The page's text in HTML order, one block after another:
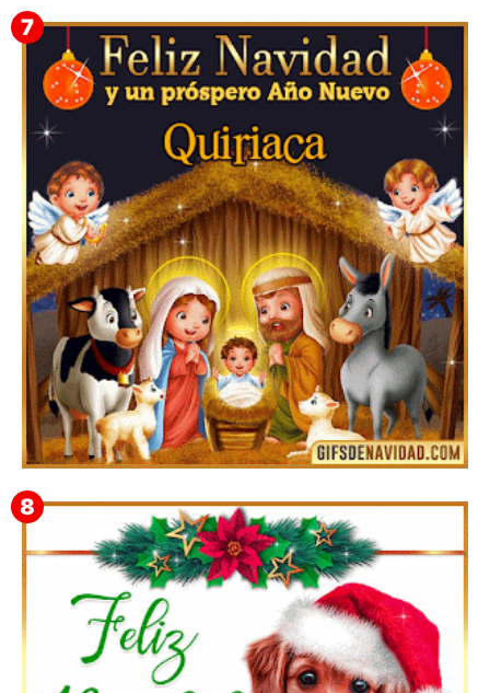
Te deseo una Feliz Navidad Bartolomea
Feliz Navidad y próspero Año Nuevo Quiriaca